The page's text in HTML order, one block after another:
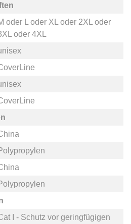
oder Loder XLoder 2XLoder
oder 4XL
I - Schutz vor geringfügigen